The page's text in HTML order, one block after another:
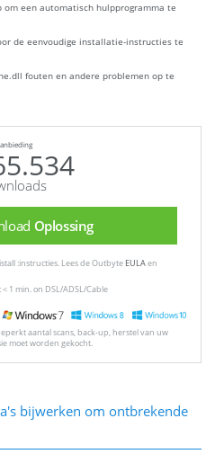
om een automatisch hulpprogramma te
de eenvoudige installatie-instructies te
fouten en andere problemen op te
Oplossing
:instructies. Lees de Outbyte EULAen
1 min. on DSL/ADSL/Cable
aantal scans, back-up, herstel van uw
moet worden gekocht.
bijwerken om ontbrekende